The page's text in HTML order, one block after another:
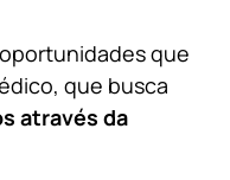
que
que busca
através da